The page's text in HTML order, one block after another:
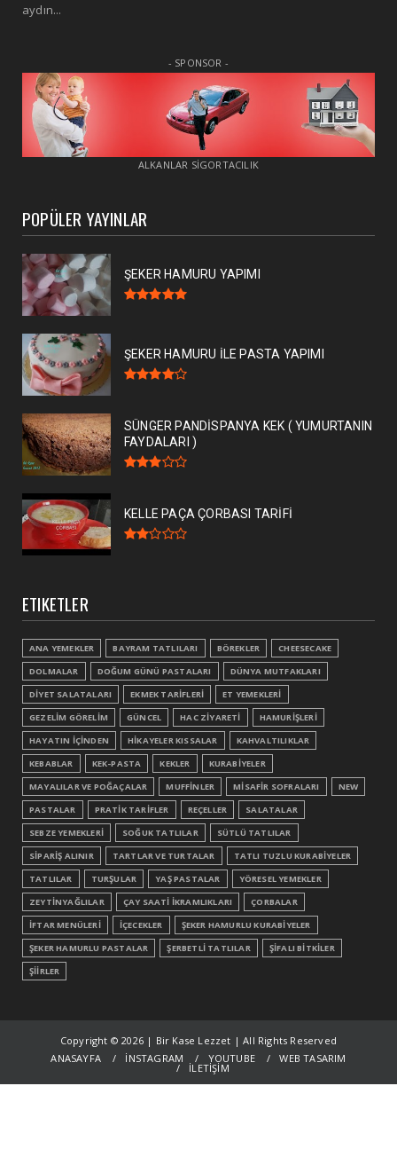
aydın...
- SPONSOR -
ALKANLAR SİGORTACILIK
POPÜLER YAYINLAR
ŞEKER HAMURU YAPIMI
ŞEKER HAMURU İLE PASTA YAPIMI
SÜNGER PANDİSPANYA KEK ( YUMURTANIN
FAYDALARI )
KELLE PAÇA ÇORBASI TARİFİ
ETIKETLER
ANA YEMEKLER BAYRAM TATLILARI BÖREKLER
CHEESECAKE
DOLMALAR
DOĞUM GÜNÜ PASTALARI
DÜNYA MUTFAKLARI
DİYET SALATALARI
EKMEK TARİFLERİ
ET YEMEKLERİ
GEZELİM GÖRELİM
GÜNCEL HAC ZİYARETİ
HAMURİŞLERİ
HAYATIN İÇİNDEN
HİKAYELER KISSALAR
KAHVALTILIKLAR
KEBABLAR
KEK-PASTA KEKLER
KURABİYELER
MAYALILAR VE POĞAÇALAR
MUFFİNLER MİSAFİR SOFRALARI
NEW
PASTALAR
PRATİK TARİFLER REÇELLER
SALATALAR
SEBZE YEMEKLERİ
SOĞUK TATLILAR
SÜTLÜ TATLILAR
SİPARİŞ ALINIR
TARTLAR VE TURTALAR
TATLI TUZLU KURABİYELER
TATLILAR
TURŞULAR YAŞ PASTALAR
YÖRESEL YEMEKLER
ZEYTİNYAĞLILAR
ÇAY SAATİ İKRAMLIKLARI
ÇORBALAR
İFTAR MENÜLERİ
İÇECEKLER
ŞEKER HAMURLU KURABİYELER
ŞEKER HAMURLU PASTALAR
ŞERBETLİ TATLILAR
ŞİFALI BİTKİLER
ŞİİRLER
Copyright ©2026 | Bir Kase Lezzet | All Rights Reserved
ANASAYFA
İNSTAGRAM YOUTUBE WEB TASARIM
İLETİŞİM